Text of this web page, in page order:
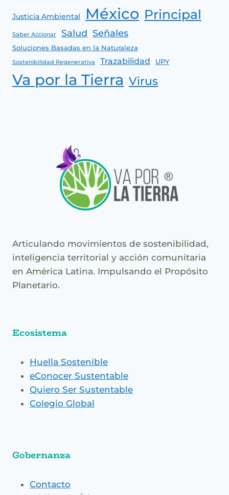
Justicia Ambiental México Principal
Saber Accionar Salud Señales
Soluciones Basadas en la Naturaleza
Sostenibilidad Regenerativa Trazabilidad UPY
Va por la Tierra Virus
Articulando movimientos de sostenibilidad,
inteligencia territorial y acción comunitaria
en América Latina. Impulsando el Propósito
Planetario.
Ecosistema
Huella Sostenible
eConocer Sustentable
Quiero Ser Sustentable
Colegio Global
Gobernanza
Contacto